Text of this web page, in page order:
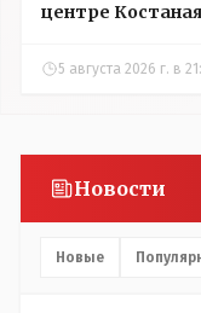
центре
5 августа 2026 г. в
Новости
Новые